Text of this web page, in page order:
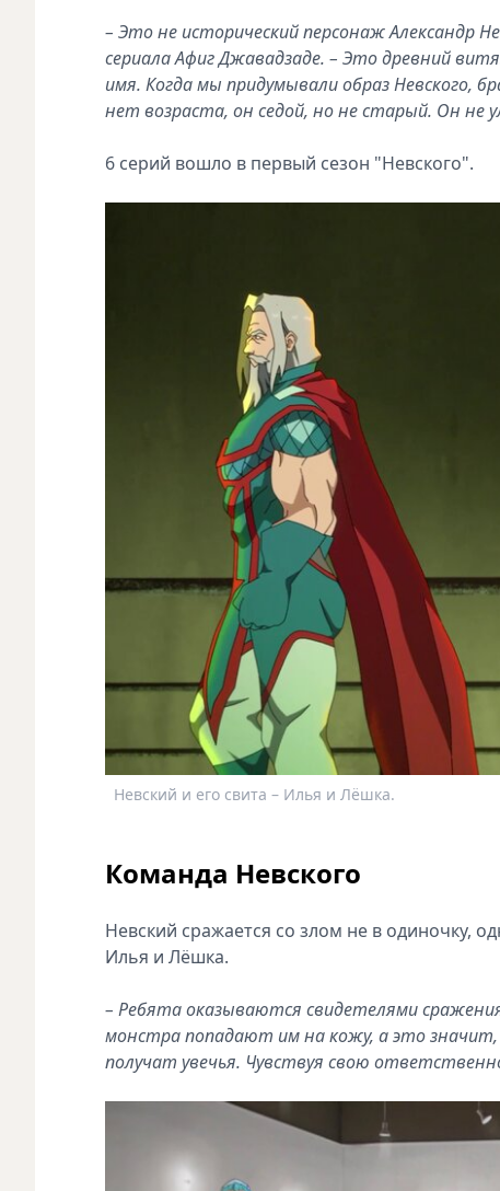
– Это не исторический персонаж Александр
сериала Афиг Джавадзаде. – Это древний
имя. Когда мы придумывали образ Невского,
нет возраста, он седой, но не старый. Он не
6 серий вошло в первый сезон "Невского".
Невский и его свита – Илья и Лёшка.
Команда Невского
Невский сражается со злом не в одиночку,
Илья и Лёшка.
– Ребята оказываются свидетелями
монстра попадают им на кожу, а это
получат увечья. Чувствуя свою